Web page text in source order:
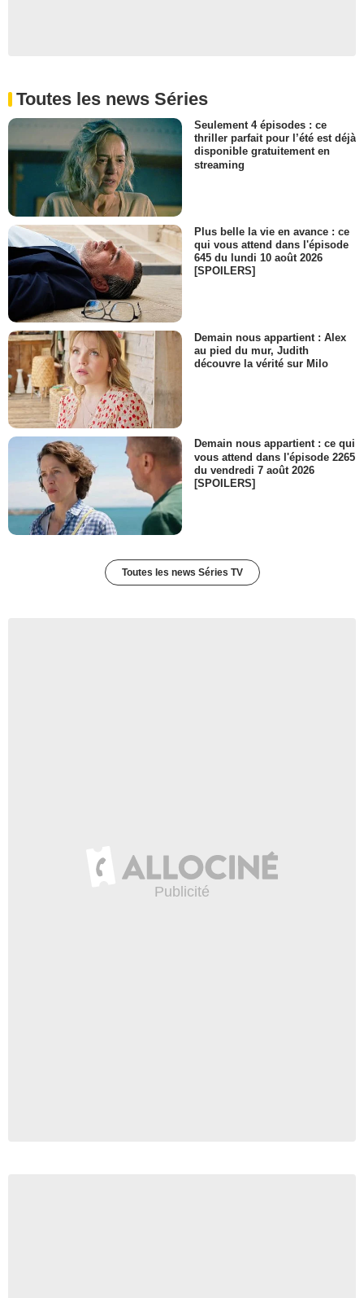
Toutes les news Séries
Seulement 4 épisodes : ce
thriller parfait pour l’été est déjà
disponible gratuitement en
streaming
Plus belle la vie en avance : ce
qui vous attend dans l'épisode
645 du lundi 10 août 2026
[SPOILERS]
Demain nous appartient : Alex
au pied du mur, Judith
découvre la vérité sur Milo
Demain nous appartient : ce qui
vous attend dans l'épisode 2265
du vendredi 7 août 2026
[SPOILERS]
Toutes les news Séries TV